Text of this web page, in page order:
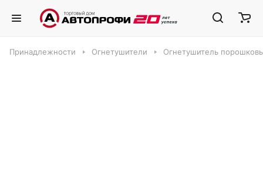
Принадлежности Огнетушители Огнетушитель